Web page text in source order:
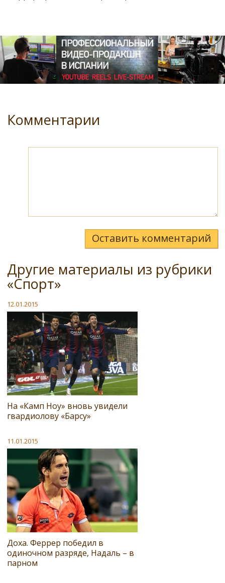
Комментарии
Оставить комментарий
Другие материалы из рубрики
«Спорт»
12.01.2015
На «Камп Ноу» вновь увидели
гвардиолову «Барсу»
11.01.2015
Доха. Феррер победил в
одиночном разряде, Надаль – в
парном